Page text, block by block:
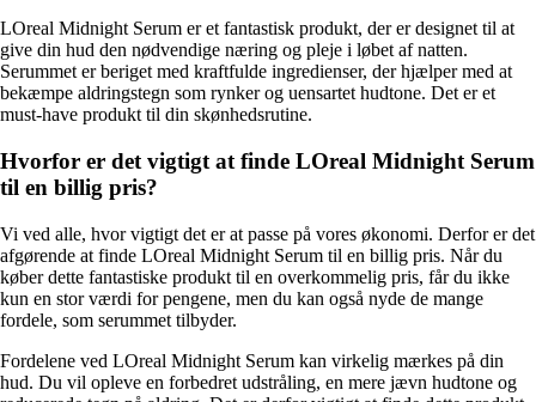
LOreal Midnight Serum er et fantastisk produkt, der er designet til at
give din hud den nødvendige næring og pleje i løbet af natten.
Serummet er beriget med kraftfulde ingredienser, der hjælper med at
bekæmpe aldringstegn som rynker og uensartet hudtone. Det er et
must-have produkt til din skønhedsrutine.
Hvorfor er det vigtigt at finde LOreal Midnight Serum
til en billig pris?
Vi ved alle, hvor vigtigt det er at passe på vores økonomi. Derfor er det
afgørende at finde LOreal Midnight Serum til en billig pris. Når du
køber dette fantastiske produkt til en overkommelig pris, får du ikke
kun en stor værdi for pengene, men du kan også nyde de mange
fordele, som serummet tilbyder.
Fordelene ved LOreal Midnight Serum kan virkelig mærkes på din
hud. Du vil opleve en forbedret udstråling, en mere jævn hudtone og